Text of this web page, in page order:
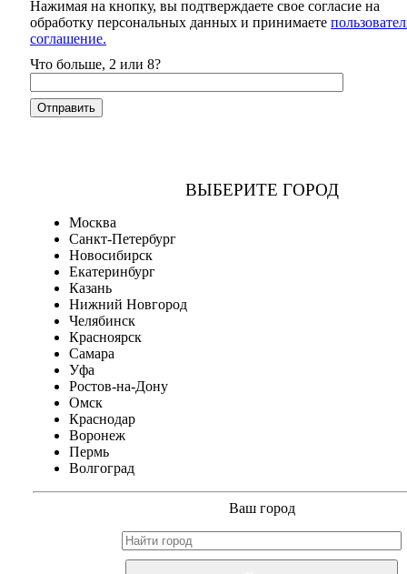
Нажимая на кнопку, вы подтверждаете свое согласие на
обработку персональных данных и принимаете
соглашение.
Что больше, 2 или 8?
ВЫБЕРИТЕ ГОРОД
Москва
Санкт-Петербург
Новосибирск
Екатеринбург
Казань
Нижний Новгород
Челябинск
Красноярск
Самара
Уфа
Ростов-на-Дону
Омск
Краснодар
Воронеж
Пермь
Волгоград
Ваш город